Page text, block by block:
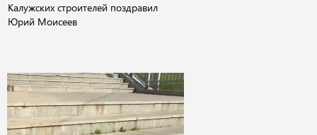
Калужских строителей поздравил
Юрий Моисеев